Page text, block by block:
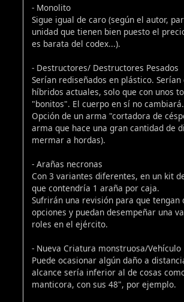
- Monolito
Sigue igual de caro (según el autor,
unidad que tienen bien puesto el
es barata del codex...).
- Destructores/ Destructores Pesados
Serían rediseñados en plástico.
híbridos actuales, solo que con unos
"bonitos". El cuerpo en sí no cambiará.
Opción de un arma "cortadora de
arma que hace una gran cantidad de
mermar a hordas).
- Arañas necronas
Con 3 variantes diferentes, en un kit
que contendría 1 araña por caja.
Sufrirán una revisión para que tengan
opciones y puedan desempeñar una
roles en el ejército.
- Nueva Criatura monstruosa/Vehículo
Puede ocasionar algún daño a
alcance sería inferior al de cosas
manticora, con sus 48", por ejemplo.